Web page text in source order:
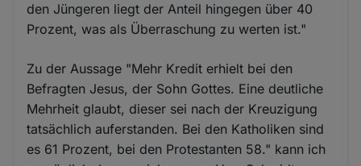
den Jüngeren liegt der Anteil hingegen über 40
Prozent, was als Überraschung zu werten ist."
Zu der Aussage "Mehr Kredit erhielt bei den
Befragten Jesus, der Sohn Gottes. Eine deutliche
Mehrheit glaubt, dieser sei nach der Kreuzigung
tatsächlich auferstanden. Bei den Katholiken sind
es 61 Prozent, bei den Protestanten 58." kann ich